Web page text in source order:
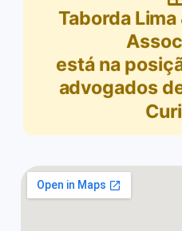
Taborda
está na
advogados